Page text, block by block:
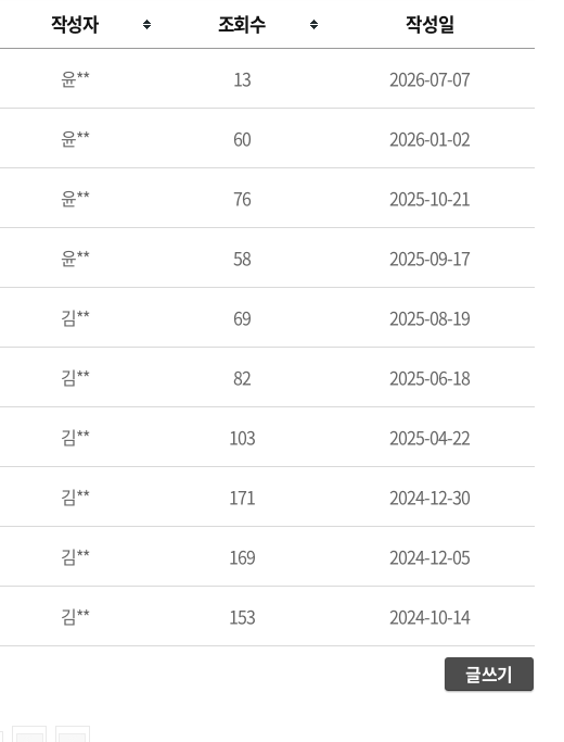
작성자 조회수 작성일
윤** 13 2026-07-07
윤** 60 2026-01-02
윤** 76 2025-10-21
윤** 58 2025-09-17
김** 69 2025-08-19
김** 82 2025-06-18
김** 103 2025-04-22
김** 171 2024-12-30
김** 169 2024-12-05
김** 153 2024-10-14
글쓰기